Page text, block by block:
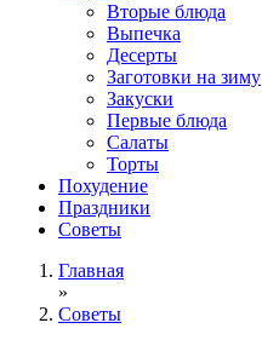
Вторые блюда
Выпечка
Десерты
Заготовки на зиму
Закуски
Первые блюда
Салаты
Торты
Похудение
Праздники
Советы
Главная
»
Советы